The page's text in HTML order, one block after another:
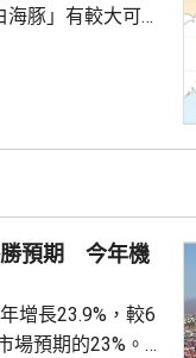
豚」有較大可能
風力將達到10至
，同時防範強降雨
中小河...
勝預期 今年機
增長23.9%，較6
場預期的23%。7